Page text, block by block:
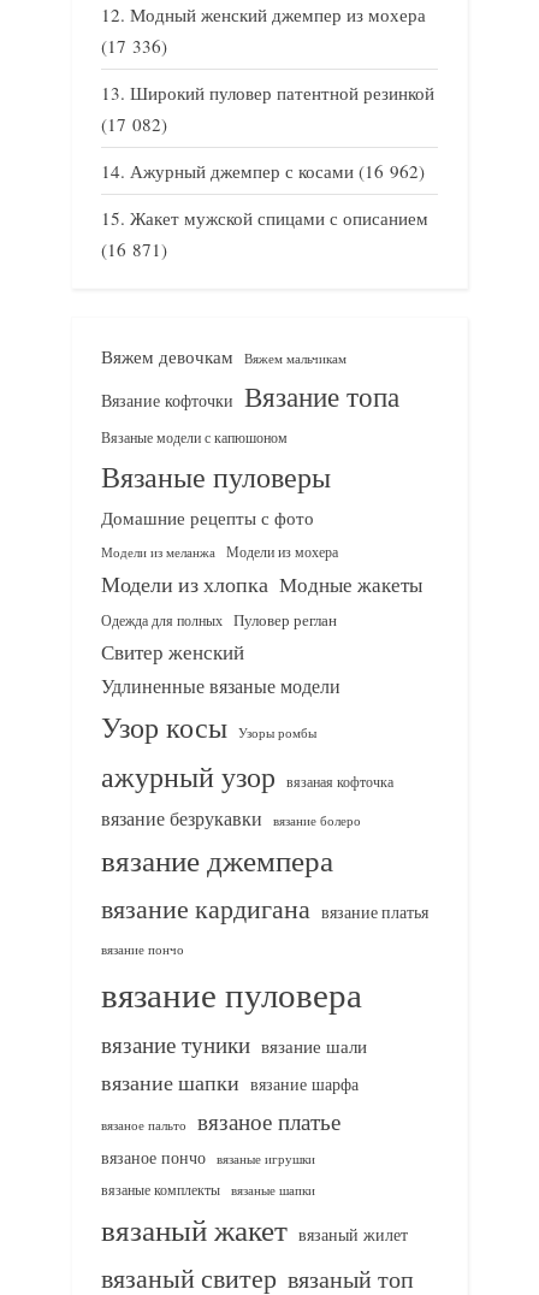
Модный женский джемпер из мохера
(17 336)
Широкий пуловер патентной резинкой
(17 082)
Ажурный джемпер с косами (16 962)
Жакет мужской спицами с описанием
(16 871)
Вяжем девочкам Вяжем мальчикам
Вязание кофточки Вязание топа
Вязаные модели с капюшоном
Вязаные пуловеры
Домашние рецепты с фото
Модели из меланжа Модели из мохера
Модели из хлопка Модные жакеты
Одежда для полных Пуловер реглан
Свитер женский
Удлиненные вязаные модели
Узор косы Узоры ромбы
ажурный узор вязаная кофточка
вязание безрукавки вязание болеро
вязание джемпера
вязание кардигана вязание платья
вязание пончо
вязание пуловера
вязание туники вязание шали
вязание шапки вязание шарфа
вязаное пальто вязаное платье
вязаное пончо вязаные игрушки
вязаные комплекты
вязаные шапки
вязаный жакет вязаный жилет
вязаный свитер вязаный топ